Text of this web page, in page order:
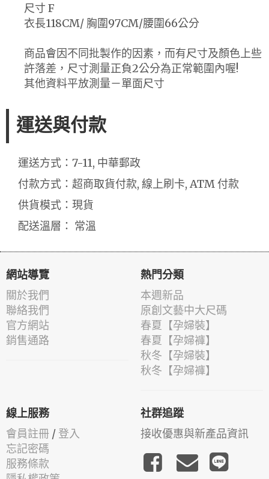
尺寸 F
衣長118CM/ 胸圍97CM/腰圍66公分
商品會因不同批製作的因素，而有尺寸及顏色上些
許落差，尺寸測量正負2公分為正常範圍內喔!
其他資料平放測量－單面尺寸
運送與付款
運送方式：7-11, 中華郵政
付款方式：超商取貨付款, 線上刷卡, ATM 付款
供貨模式：現貨
配送溫層： 常溫
網站導覽
關於我們
聯絡我們
官方網站
銷售通路
熱門分類
本週新品
原創文藝中大尺碼
春夏【孕婦裝】
春夏【孕婦褲】
秋冬【孕婦裝】
秋冬【孕婦褲】
線上服務
會員註冊 / 登入
忘記密碼
服務條款
社群追蹤
接收優惠與新產品資訊